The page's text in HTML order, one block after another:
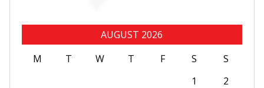
AUGUST 2026
M
T W T F S
S
1
2